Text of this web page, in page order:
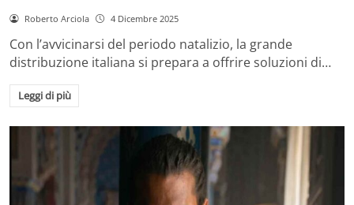
Roberto Arciola 4 Dicembre 2025
Con l’avvicinarsi del periodo natalizio, la grande
distribuzione italiana si prepara a offrire soluzioni di…
Leggi di più